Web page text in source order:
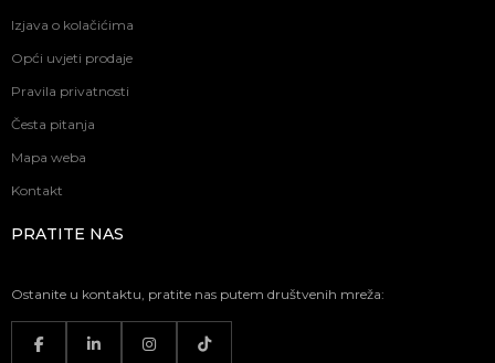
Izjava o kolačićima
Opći uvjeti prodaje
Pravila privatnosti
Česta pitanja
Mapa weba
Kontakt
PRATITE NAS
Ostanite u kontaktu, pratite nas putem društvenih mreža: